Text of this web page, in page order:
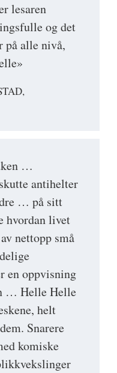
lesaren
og det
på alle nivå,
…
antihelter
… på sitt
hvordan livet
nettopp små
en oppvisning
… Helle Helle
helt
Snarere
komiske